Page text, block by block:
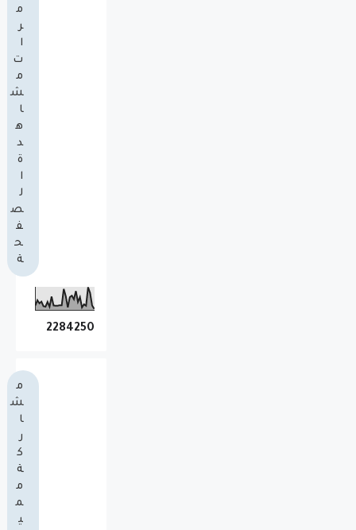
م
ر
ا
ت
م
ش
ا
ه
د
ة
ا
ل
ص
ف
ح
ة
2284250
م
ش
ا
ر
ك
ة
م
م
ي